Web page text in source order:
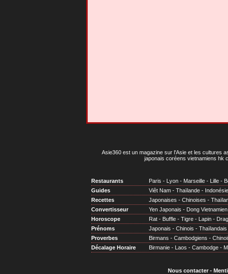
Asie360 est un magazine sur l'Asie et les cultures
japonais coréens vietnamiens hk
Restaurants Paris - Lyon - Marseille - Lille -
Guides
Viêt Nam - Thaïlande - Indonésie
Recettes
Japonaises - Chinoises -
Convertisseur
Yen Japonais - Dong Vietnamien
Horoscope
Rat - Buffle - Tigre - Lapin -
Prénoms
Japonais - Chinois - Thaïlandais
Proverbes
Birmans - Cambodgiens -
Décalage Horaire
Birmanie - Laos - Cambodge -
Nous contacter-